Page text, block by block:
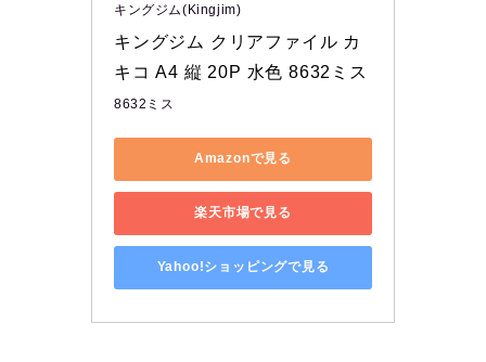
キングジム(Kingjim)
キングジム クリアファイル カ
キコ A4 縦 20P 水色 8632ミス
8632ミス
Amazonで見る
楽天市場で見る
Yahoo!ショッピングで見る